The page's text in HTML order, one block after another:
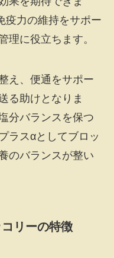
疫力の維持をサポー
理に役立ちます。
え、便通をサポー
る助けとなりま
分バランスを保つ
ラスαとしてブロッ
のバランスが整い
リーの特徴